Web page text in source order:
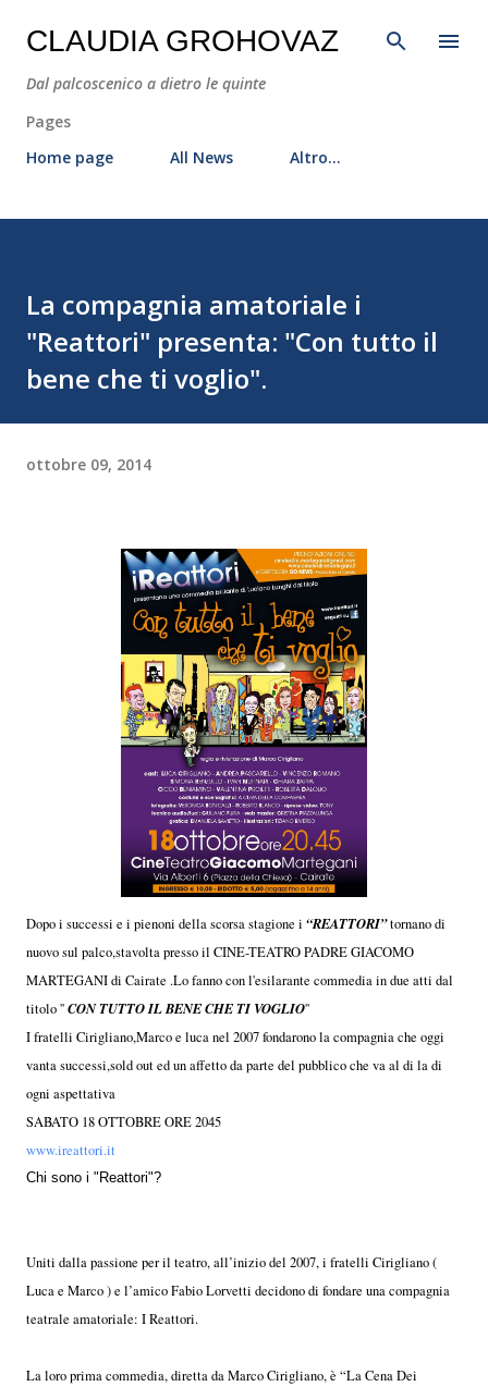
Passa ai contenuti principali
CLAUDIA GROHOVAZ
Dal palcoscenico a dietro le quinte
Pages
Home page
All News Altro…
La compagnia amatoriale i
"Reattori" presenta: "Con tutto il
bene che ti voglio".
ottobre 09, 2014
Dopo i successi e i pienoni della scorsa stagione i “REATTORI”tornano di
nuovo sul palco,stavolta presso il CINE-TEATRO PADRE GIACOMO
MARTEGANI di Cairate .Lo fanno con l'esilarante commedia in due atti dal
titolo ''CON TUTTO IL BENE CHE TI VOGLIO''
I fratelli Cirigliano,Marco e luca nel 2007 fondarono la compagnia che oggi
vanta successi,sold out ed un affetto da parte del pubblico che va al di la di
ogni aspettativa
SABATO 18 OTTOBRE ORE 2045
www.ireattori.it
Chi sono i "Reattori"?
Uniti dalla passione per il teatro, all’inizio del 2007, i fratelli Cirigliano (
Luca e Marco ) e l’amico Fabio Lorvetti decidono di fondare una compagnia
teatrale amatoriale: I Reattori.
La loro prima commedia, diretta da Marco Cirigliano, è “La Cena Dei